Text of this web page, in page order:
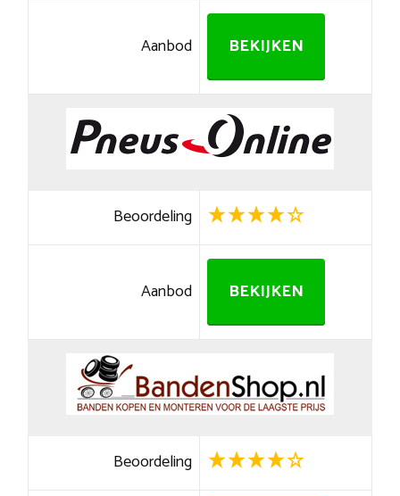
Aanbod BEKIJKEN
Beoordeling
Aanbod BEKIJKEN
Beoordeling